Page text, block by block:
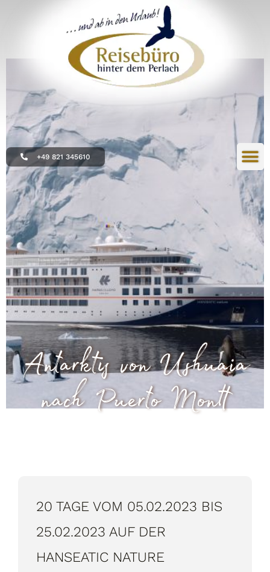
+49 821 345610
Antarktis von Ushuaia
nach Puerto Montt
20 TAGE VOM 05.02.2023 BIS
25.02.2023 AUF DER
HANSEATIC NATURE